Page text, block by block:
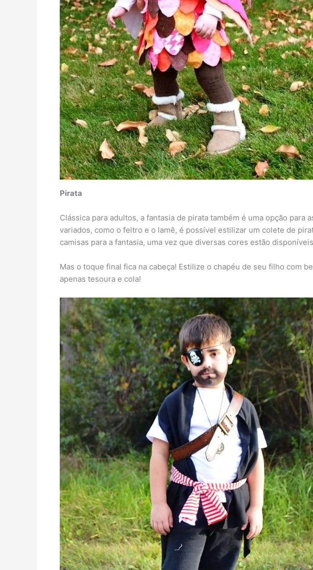
Pirata
Clássica para adultos, a fantasia de pirata também é uma opção
variados, como o feltro e o lamê, é possível estilizar um colete de
camisas para a fantasia, uma vez que diversas cores estão
Mas o toque final fica na cabeça! Estilize o chapéu de seu filho com
apenas tesoura e cola!